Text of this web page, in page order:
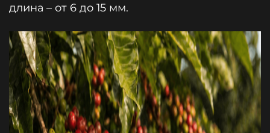
длина – от 6 до 15 мм.